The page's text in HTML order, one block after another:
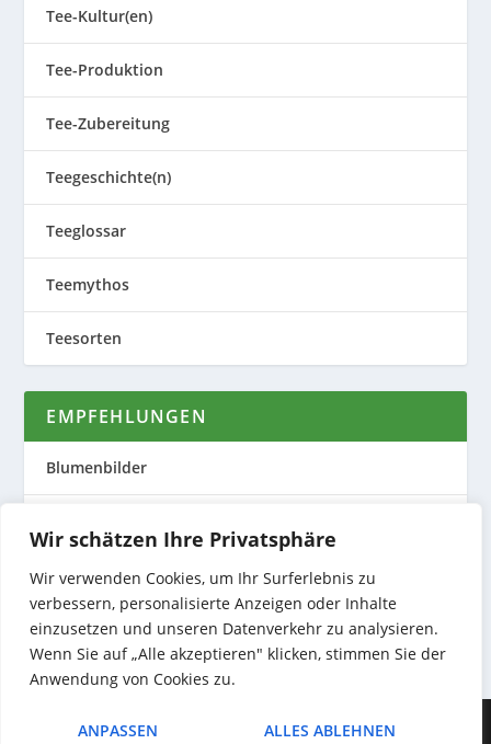
Wir schätzen Ihre Privatsphäre
Wir verwenden Cookies, um Ihr Surferlebnis zu
verbessern, personalisierte Anzeigen oder Inhalte
einzusetzen und unseren Datenverkehr zu analysieren.
Wenn Sie auf „Alle akzeptieren" klicken, stimmen Sie der
Anwendung von Cookies zu.
ANPASSEN ALLES ABLEHNEN
Tee-Kultur(en)
Tee-Produktion
Tee-Zubereitung
Teegeschichte(n)
Teeglossar
Teemythos
Teesorten
EMPFEHLUNGEN
Blumenbilder
Nature to Print
Preiswerte Produktfotos
Entworfen vonElegant Themes | Unterstützt vonWordPress